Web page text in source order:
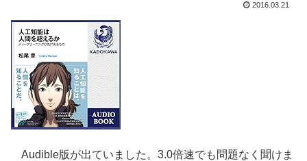
2016.03.21
Audible版が出ていました。3.0倍速でも問題なく聞けま